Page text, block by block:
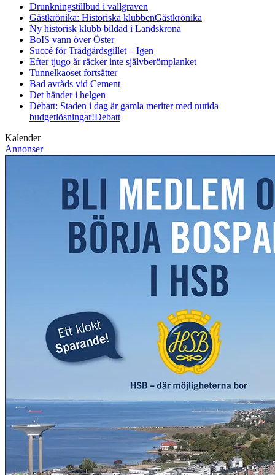
Drunkningstillbud i vallgraven
Gästkrönika: Historiska klubbenGästkrönika
Ny historisk klubb bildad i Landskrona
BoIS vann över Öster
Succé för Trädgårdsgillet – Igen
Efter tjugo år räcker inte självberömplanket
Tunnelkaoset fortsätter
Bad avråds vid Cement
Det händer i helgen
Debatt: Staden i dag är gamla meriter med nutida
budgetlösningar!Debatt
Kalender
Annonser